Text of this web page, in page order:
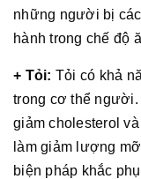
những người bị
hành trong chế độ
+ Tỏi: Tỏi có khả
trong cơ thể
giảm cholesterol
làm giảm lượng
biện pháp khắc